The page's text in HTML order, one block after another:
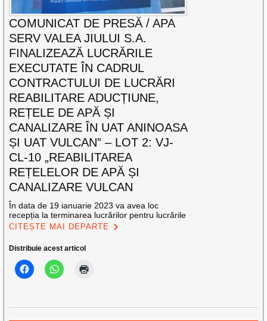
COMUNICAT DE PRESĂ / APA
SERV VALEA JIULUI S.A.
FINALIZEAZĂ LUCRĂRILE
EXECUTATE ÎN CADRUL
CONTRACTULUI DE LUCRĂRI
REABILITARE ADUCȚIUNE,
REȚELE DE APĂ ȘI
CANALIZARE ÎN UAT ANINOASA
ȘI UAT VULCAN” – LOT 2: VJ-
CL-10 „REABILITAREA
REȚELELOR DE APĂ ȘI
CANALIZARE VULCAN
În data de 19 ianuarie 2023 va avea loc
recepția la terminarea lucrărilor pentru lucrările
CITEȘTE MAI DEPARTE
Distribuie acest articol